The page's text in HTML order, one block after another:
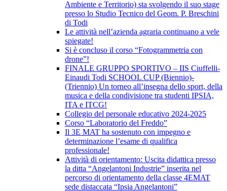
Ambiente e Territorio) sta svolgendo il suo stage
presso lo Studio Tecnico del Geom. P. Breschini
di Todi
Le attività nell’azienda agraria continuano a vele
spiegate!
Si è concluso il corso “Fotogrammetria con
drone”!
FINALE GRUPPO SPORTIVO – IIS Ciuffelli-
Einaudi Todi SCHOOL CUP (Biennio)-
(Triennio) Un torneo all’insegna dello sport, della
musica e della condivisione tra studenti IPSIA,
ITA e ITCG!
Collegio del personale educativo 2024-2025
Corso “Laboratorio del Freddo”
Il 3E MAT ha sostenuto con impegno e
determinazione l’esame di qualifica
professionale!
Attività di orientamento: Uscita didattica presso
la ditta “Angelantoni Industrie” inserita nel
percorso di orientamento della classe 4EMAT
sede distaccata “Ipsia Angelantoni”